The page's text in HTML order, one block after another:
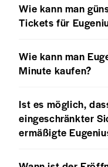
Wie kann man
Tickets für
Wie kann man
Minute kaufen?
Ist es möglich,
eingeschränkter
ermäßigte